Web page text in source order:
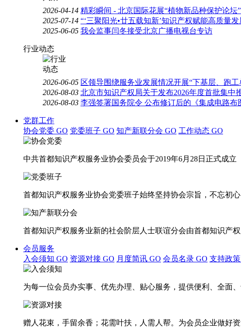
2026-04-14 精彩瞬间 - 北京国际花展“植物新品种保护论坛
2025-07-14 “‘三聚阳光•廿五载知新’知识产权赋能高质量
2025-06-05 我会监事闫冬接受北京广播电视台专访
行业动态
2026-06-05 区领导围绕服务业发展情况开展“下基层、跑
2026-08-03 北京市知识产权局关于发布2026年度首批集中
2026-08-03 李强签署国务院令 公布修订后的《集成电路布
党群工作
协会党委 GO 党委班子 GO 知产新联分会 GO 工作动态 GO
中共首都知识产权服务业协会委员会于2019年6月28日正式成立
首都知识产权服务业协会党委班子始终坚持协会宗旨，不忘初心
首都知识产权服务业新的社会阶层人士联谊分会由首都知识产
会员服务
入会须知 GO 资源对接 GO 月度简讯 GO 会员名录 GO 支持政策
为每一位会员办实事、优先办理、贴心服务，提供便利、全面
赠人花束，手留余香；花需叶扶，人需人帮。为会员企业做好